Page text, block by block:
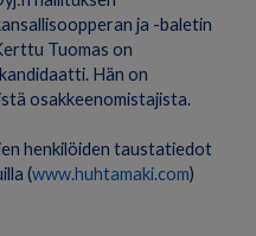
ja -baletin
Tuomas on
Hän on
osakkeenomistajista.
henkilöiden taustatiedot
(www.huhtamaki.com)